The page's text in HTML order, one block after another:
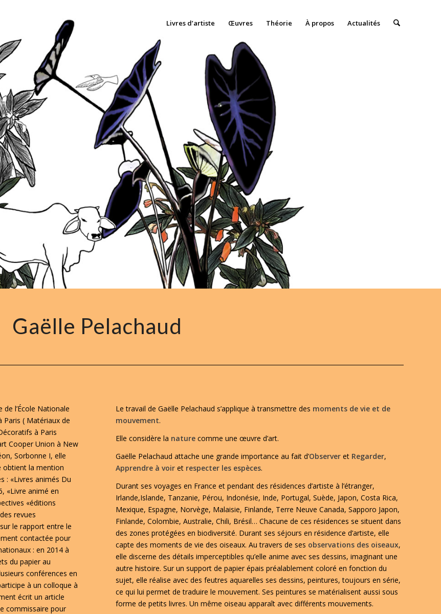
Livres d’artiste Œuvres Théorie À propos Actualités
Gaëlle Pelachaud
l’École Nationale
Paris ( Matériaux de
à Paris
Cooper Union à New
Sorbonne I, elle
obtient la mention
: «Livres animés Du
«Livre animé en
«éditions
revues
le rapport entre le
contactée pour
: en 2014 à
du papier au
conférences en
à un colloque à
écrit un article
commissaire pour
Le travail de Gaëlle Pelachaud s’applique à transmettre des moments de vie et de
mouvement.
Elle considère la nature comme une œuvre d’art.
Gaëlle Pelachaud attache une grande importance au fait d’Observer et Regarder,
Apprendre à voir et respecter les espèces.
Durant ses voyages en France et pendant des résidences d’artiste à l’étranger,
Irlande,Islande, Tanzanie, Pérou, Indonésie, Inde, Portugal, Suède, Japon, Costa Rica,
Mexique, Espagne, Norvège, Malaisie, Finlande, Terre Neuve Canada, Sapporo Japon,
Finlande, Colombie, Australie, Chili, Brésil… Chacune de ces résidences se situent dans
des zones protégées en biodiversité. Durant ses séjours en résidence d’artiste, elle
capte des moments de vie des oiseaux. Au travers de ses observations des oiseaux,
elle discerne des détails imperceptibles qu’elle anime avec ses dessins, imaginant une
autre histoire. Sur un support de papier épais préalablement coloré en fonction du
sujet, elle réalise avec des feutres aquarelles ses dessins, peintures, toujours en série,
ce qui lui permet de traduire le mouvement. Ses peintures se matérialisent aussi sous
forme de petits livres. Un même oiseau apparaît avec différents mouvements.